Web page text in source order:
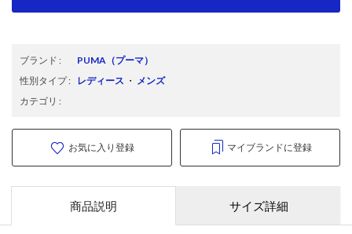
ブランド : PUMA （プーマ）
性別タイプ: レディース ・ メンズ
カテゴリ :
お気に入り登録 マイブランドに登録
商品説明 サイズ詳細